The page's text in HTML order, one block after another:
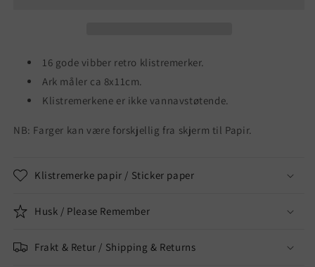
16 gode vibber retro klistremerker.
Ark måler ca 8x11cm.
Klistremerkene er ikke vannavstøtende.
NB: Farger kan være forskjellig fra skjerm til Papir.
Klistremerke papir / Sticker paper
Husk / Please Remember
Frakt & Retur / Shipping & Returns